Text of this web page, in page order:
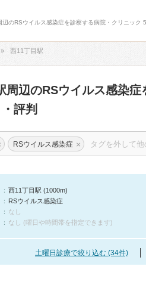
のRSウイルス感染症を診察する病院・クリニック
西11丁目駅
周辺のRSウイルス感染
評判
RSウイルス感染症 ×
西11丁目駅 (1000m)
RSウイルス感染症
なし
なし (曜日や時間帯を指定できます)
土曜日診療で絞り込む (34件)